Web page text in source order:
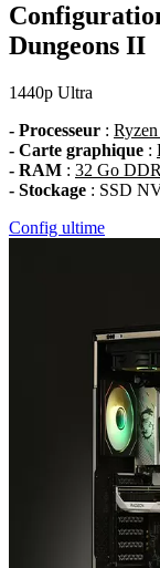
Dungeons II
1440p Ultra
- Processeur :
- Carte graphique :
- RAM : 32 Go
- Stockage : SSD
Config ultime